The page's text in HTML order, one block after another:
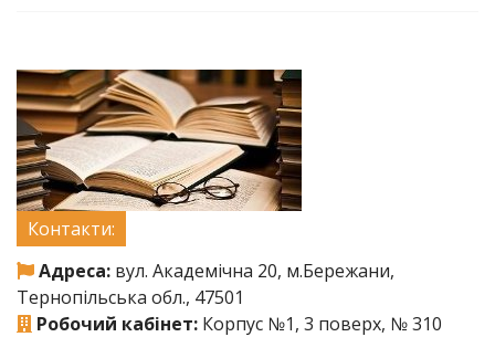
Контакти:
Адреса: вул. Академічна 20, м.Бережани,
Тернопільська обл., 47501
Робочий кабінет: Корпус №1, 3 поверх, № 310